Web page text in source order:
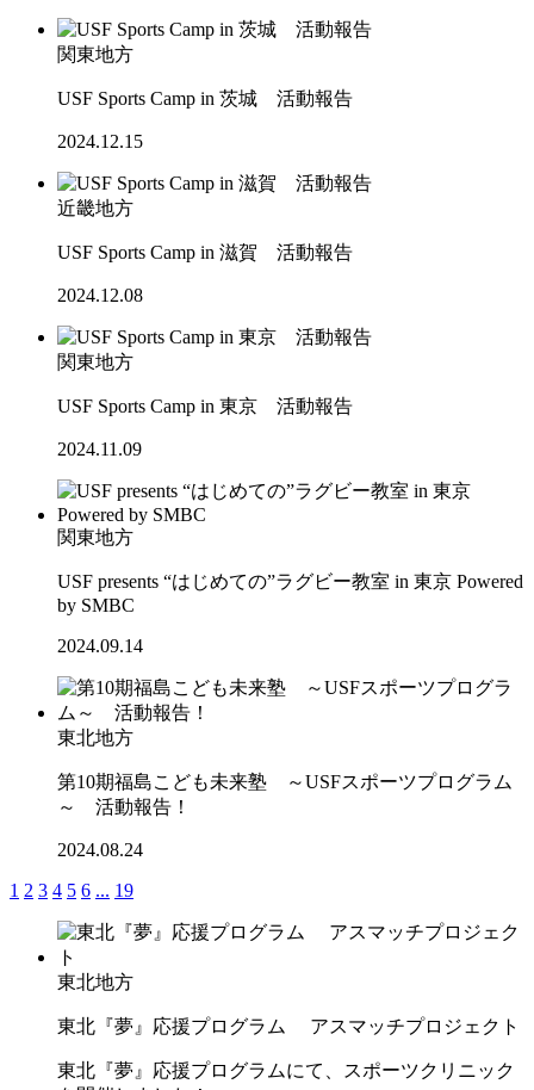
関東地方
USF Sports Camp in 茨城 活動報告
2024.12.15
近畿地方
USF Sports Camp in 滋賀 活動報告
2024.12.08
関東地方
USF Sports Camp in 東京 活動報告
2024.11.09
関東地方
USF presents “はじめての”ラグビー教室 in 東京 Powered
by SMBC
2024.09.14
東北地方
第10期福島こども未来塾 ～USFスポーツプログラム
～ 活動報告！
2024.08.24
1 2 3 4 5 6 ... 19
東北地方
東北『夢』応援プログラム アスマッチプロジェクト
東北『夢』応援プログラムにて、スポーツクリニック